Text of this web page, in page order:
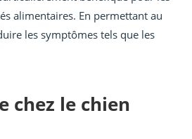
alimentaires. En permettant au
les symptômes tels que les
chez le chien